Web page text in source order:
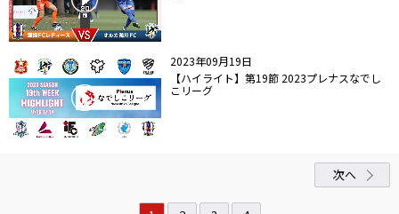
2023年09月19日
【ハイライト】第19節 2023プレナスなでし
こリーグ
次へ